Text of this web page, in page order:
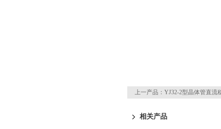
上一产品： YJ32-2型晶体管直流
相关产品